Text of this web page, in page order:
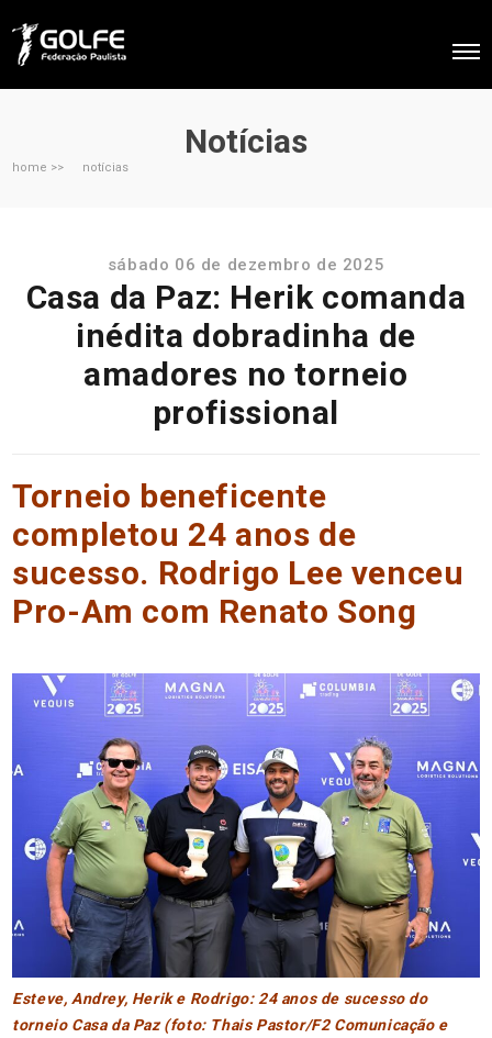
Notícias
home >> notícias
sábado 06 de dezembro de 2025
Casa da Paz: Herik comanda
inédita dobradinha de
amadores no torneio
profissional
Torneio beneficente
completou 24 anos de
sucesso. Rodrigo Lee venceu
Pro-Am com Renato Song
Esteve, Andrey, Herik e Rodrigo: 24 anos de sucesso do
torneio Casa da Paz (foto: Thais Pastor/F2 Comunicação e